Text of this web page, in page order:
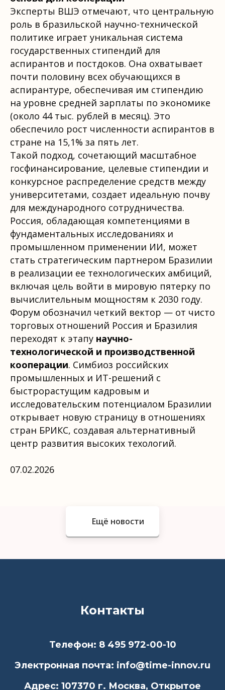
Эксперты ВШЭ отмечают, что центральную
роль в бразильской научно-технической
политике играет уникальная система
государственных стипендий для
аспирантов и постдоков. Она охватывает
почти половину всех обучающихся в
аспирантуре, обеспечивая им стипендию
на уровне средней зарплаты по экономике
(около 44 тыс. рублей в месяц). Это
обеспечило рост численности аспирантов в
стране на 15,1% за пять лет.
Такой подход, сочетающий масштабное
госфинансирование, целевые стипендии и
конкурсное распределение средств между
университетами, создает идеальную почву
для международного сотрудничества.
Россия, обладающая компетенциями в
фундаментальных исследованиях и
промышленном применении ИИ, может
стать стратегическим партнером Бразилии
в реализации ее технологических амбиций,
включая цель войти в мировую пятерку по
вычислительным мощностям к 2030 году.
Форум обозначил четкий вектор — от чисто
торговых отношений Россия и Бразилия
переходят к этапу научно-
технологической и производственной
кооперации. Симбиоз российских
промышленных и ИТ-решений с
быстрорастущим кадровым и
исследовательским потенциалом Бразилии
открывает новую страницу в отношениях
стран БРИКС, создавая альтернативный
центр развития высоких техологий.
07.02.2026
Ещё новости
Контакты
Телефон: 8 495 972-00-10
Электронная почта: info@time-innov.ru
Адрес: 107370 г. Москва, Открытое